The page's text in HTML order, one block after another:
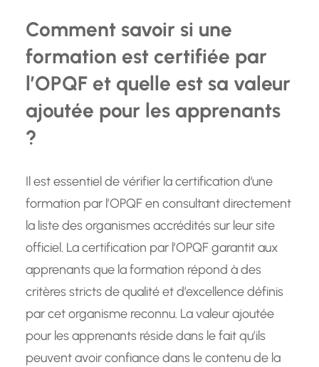
Comment savoir si une
formation est certifiée par
l’OPQF et quelle est sa valeur
ajoutée pour les apprenants
?
Il est essentiel de vérifier la certification d’une
formation par l’OPQF en consultant directement
la liste des organismes accrédités sur leur site
officiel. La certification par l’OPQF garantit aux
apprenants que la formation répond à des
critères stricts de qualité et d’excellence définis
par cet organisme reconnu. La valeur ajoutée
pour les apprenants réside dans le fait qu’ils
peuvent avoir confiance dans le contenu de la